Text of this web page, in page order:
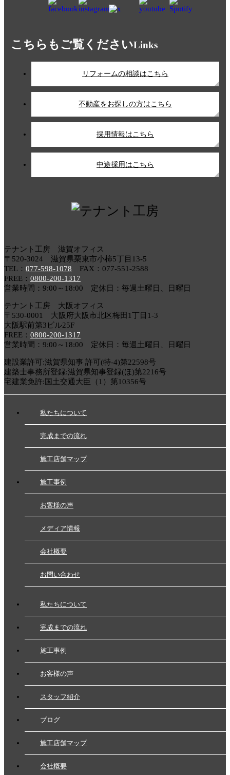
こちらもご覧くださいLinks
リフォームの相談はこちら
不動産をお探しの方はこちら
採用情報はこちら
中途採用はこちら
テナント工房 滋賀オフィス
〒520-3024 滋賀県栗東市小柿5丁目13-5
TEL： 077-598-1078 FAX：077-551-2588
FREE： 0800-200-1317
営業時間：9:00～18:00 定休日：毎週土曜日、日曜日
テナント工房 大阪オフィス
〒530-0001 大阪府大阪市北区梅田1丁目1-3
大阪駅前第3ビル25F
FREE： 0800-200-1317
営業時間：9:00～18:00 定休日：毎週土曜日、日曜日
建設業許可:滋賀県知事 許可(特-4)第22598号
建築士事務所登録:滋賀県知事登録(ほ)第2216号
宅建業免許:国土交通大臣（1）第10356号
私たちについて
完成までの流れ
施工店舗マップ
施工事例
お客様の声
メディア情報
会社概要
お問い合わせ
私たちについて
完成までの流れ
施工事例
お客様の声
スタッフ紹介
ブログ
施工店舗マップ
会社概要